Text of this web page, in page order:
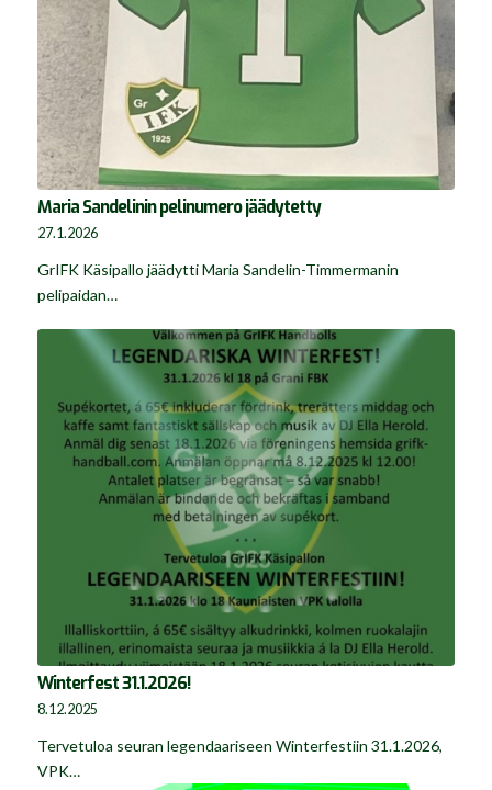
Maria Sandelinin pelinumero jäädytetty
27.1.2026
GrIFK Käsipallo jäädytti Maria Sandelin-Timmermanin
pelipaidan…
Winterfest 31.1.2026!
8.12.2025
Tervetuloa seuran legendaariseen Winterfestiin 31.1.2026,
VPK…